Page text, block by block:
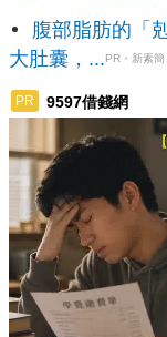
腹部脂肪的「
大肚囊，...PR・新素簡
PR 9597借錢網